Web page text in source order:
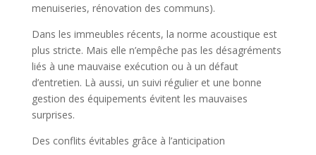
menuiseries, rénovation des communs).
Dans les immeubles récents, la norme acoustique est
plus stricte. Mais elle n’empêche pas les désagréments
liés à une mauvaise exécution ou à un défaut
d’entretien. Là aussi, un suivi régulier et une bonne
gestion des équipements évitent les mauvaises
surprises.
Des conflits évitables grâce à l’anticipation